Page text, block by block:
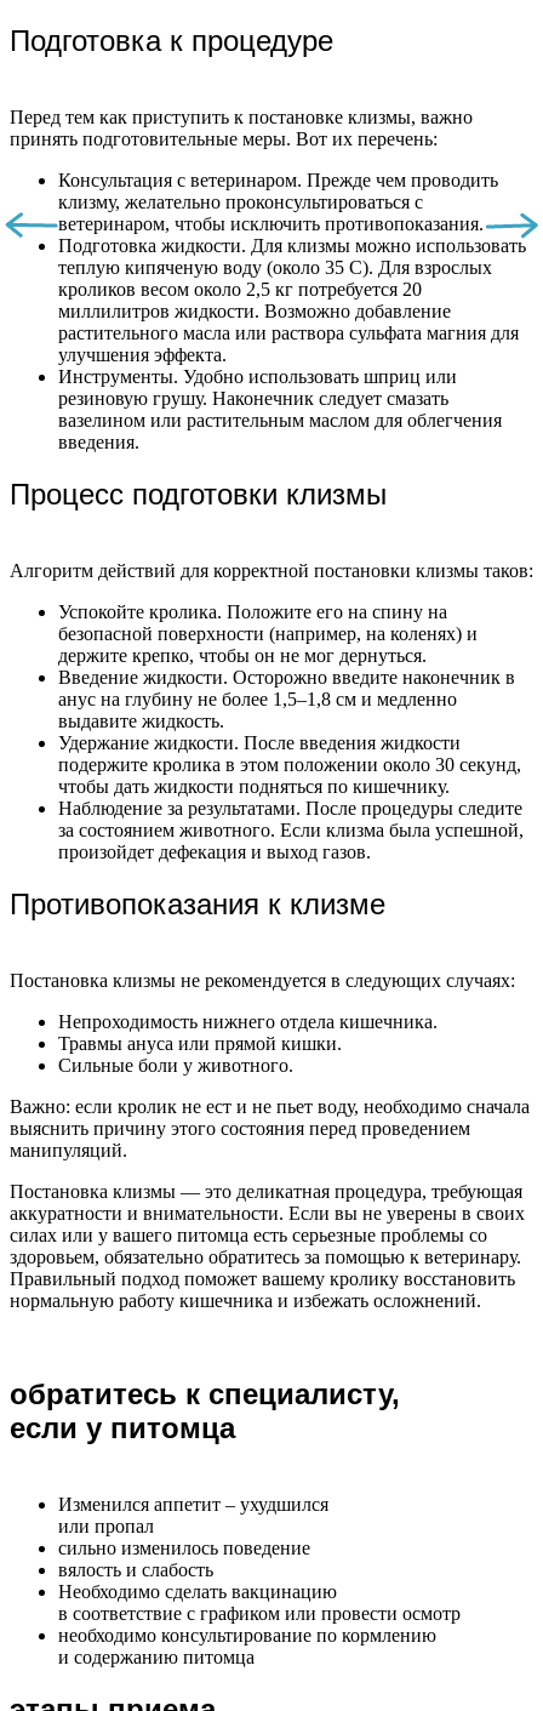
Подготовка к процедуре
Перед тем как приступить к постановке клизмы, важно
принять подготовительные меры. Вот их перечень:
Консультация с ветеринаром. Прежде чем проводить
клизму, желательно проконсультироваться с
ветеринаром, чтобы исключить противопоказания.
Подготовка жидкости. Для клизмы можно использовать
теплую кипяченую воду (около 35 C). Для взрослых
кроликов весом около 2,5 кг потребуется 20
миллилитров жидкости. Возможно добавление
растительного масла или раствора сульфата магния для
улучшения эффекта.
Инструменты. Удобно использовать шприц или
резиновую грушу. Наконечник следует смазать
вазелином или растительным маслом для облегчения
введения.
Процесс подготовки клизмы
Алгоритм действий для корректной постановки клизмы таков:
Успокойте кролика. Положите его на спину на
безопасной поверхности (например, на коленях) и
держите крепко, чтобы он не мог дернуться.
Введение жидкости. Осторожно введите наконечник в
анус на глубину не более 1,5–1,8 см и медленно
выдавите жидкость.
Удержание жидкости. После введения жидкости
подержите кролика в этом положении около 30 секунд,
чтобы дать жидкости подняться по кишечнику.
Наблюдение за результатами. После процедуры следите
за состоянием животного. Если клизма была успешной,
произойдет дефекация и выход газов.
Противопоказания к клизме
Постановка клизмы не рекомендуется в следующих случаях:
Непроходимость нижнего отдела кишечника.
Травмы ануса или прямой кишки.
Сильные боли у животного.
Важно: если кролик не ест и не пьет воду, необходимо сначала
выяснить причину этого состояния перед проведением
манипуляций.
Постановка клизмы — это деликатная процедура, требующая
аккуратности и внимательности. Если вы не уверены в своих
силах или у вашего питомца есть серьезные проблемы со
здоровьем, обязательно обратитесь за помощью к ветеринару.
Правильный подход поможет вашему кролику восстановить
нормальную работу кишечника и избежать осложнений.
обратитесь к специалисту,
если у питомца
Изменился аппетит – ухудшился
или пропал
сильно изменилось поведение
вялость и слабость
Необходимо сделать вакцинацию
в соответствие с графиком или провести осмотр
необходимо консультирование по кормлению
и содержанию питомца